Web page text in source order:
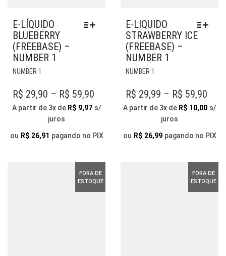
E-LÍQUIDO
BLUEBERRY
(FREEBASE) –
NUMBER 1
NUMBER 1
TEM
VARIANTES.
AS
OPÇÕES
R$ 29,90 – R$ 59,90
RANGE:
THROUGH
A partir de 3x de R$ 9,97 s/
juros
ou R$ 26,91 pagando no PIX
E-LIQUIDO
STRAWBERRY ICE
(FREEBASE) –
NUMBER 1
NUMBER 1
TEM
VARIANTES.
AS
OPÇÕES
R$ 29,99 – R$ 59,90
A partir de 3x de R$ 10,00 s/
juros
ou R$ 26,99 pagando no PIX
FORA DE
ESTOQUE
FORA DE
ESTOQUE